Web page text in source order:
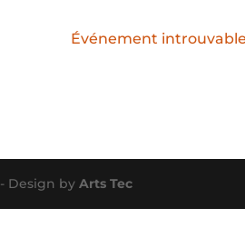
Événement
- Design byArts Tec